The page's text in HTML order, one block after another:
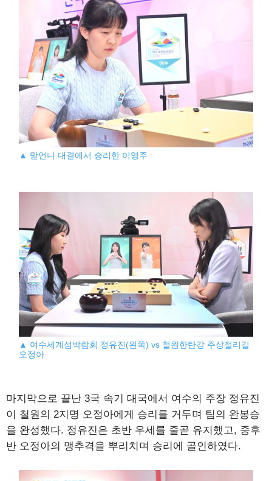
▲ 맏언니 대결에서 승리한 이영주
▲ 여수세계섬박람회 정유진(왼쪽) vs 철원한탄강 주상절리길
오정아
마지막으로 끝난 3국 속기 대국에서 여수의 주장 정유진
이 철원의 2지명 오정아에게 승리를 거두며 팀의 완봉승
을 완성했다. 정유진은 초반 우세를 줄곧 유지했고, 중후
반 오정아의 맹추격을 뿌리치며 승리에 골인하였다.